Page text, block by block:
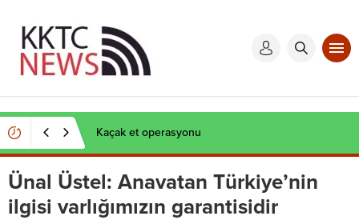
Kaçak et operasyonu
Ünal Üstel: Anavatan Türkiye’nin
ilgisi varlığımızın garantisidir